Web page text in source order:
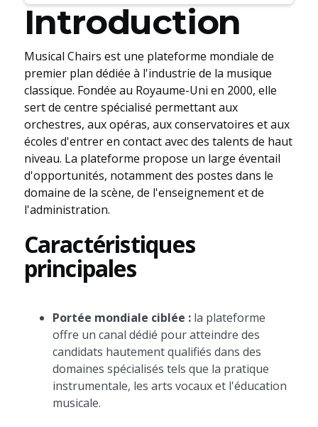
Introduction
Musical Chairs est une plateforme mondiale de
premier plan dédiée à l'industrie de la musique
classique. Fondée au Royaume-Uni en 2000, elle
sert de centre spécialisé permettant aux
orchestres, aux opéras, aux conservatoires et aux
écoles d'entrer en contact avec des talents de haut
niveau. La plateforme propose un large éventail
d'opportunités, notamment des postes dans le
domaine de la scène, de l'enseignement et de
l'administration.
Caractéristiques
principales
Portée mondiale ciblée :la plateforme
offre un canal dédié pour atteindre des
candidats hautement qualifiés dans des
domaines spécialisés tels que la pratique
instrumentale, les arts vocaux et l'éducation
musicale.